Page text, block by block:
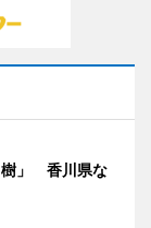
樹」 香川県な